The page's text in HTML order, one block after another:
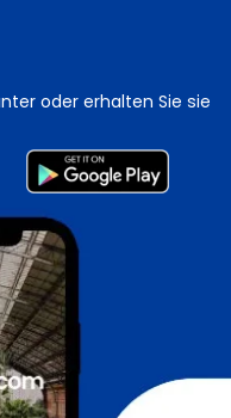
oder erhalten Sie sie